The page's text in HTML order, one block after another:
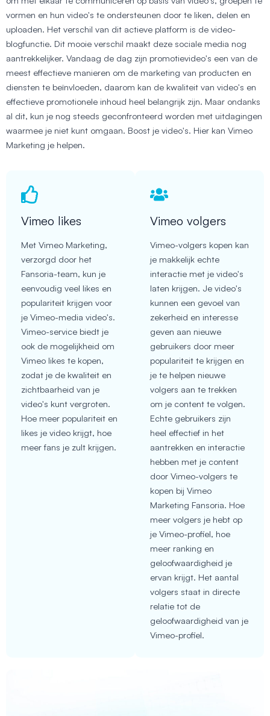
vormen en hun video's te ondersteunen door te liken, delen en
uploaden. Het verschil van dit actieve platform is de video-
blogfunctie. Dit mooie verschil maakt deze sociale media nog
aantrekkelijker. Vandaag de dag zijn promotievideo's een van de
meest effectieve manieren om de marketing van producten en
diensten te beïnvloeden, daarom kan de kwaliteit van video's en
effectieve promotionele inhoud heel belangrijk zijn. Maar ondanks
al dit, kun je nog steeds geconfronteerd worden met uitdagingen
waarmee je niet kunt omgaan. Boost je video's. Hier kan Vimeo
Marketing je helpen.
Vimeo likes
Met Vimeo Marketing,
verzorgd door het
Fansoria-team, kun je
eenvoudig veel likes en
populariteit krijgen voor
je Vimeo-media video's.
Vimeo-service biedt je
ook de mogelijkheid om
Vimeo likes te kopen,
zodat je de kwaliteit en
zichtbaarheid van je
video's kunt vergroten.
Hoe meer populariteit en
likes je video krijgt, hoe
meer fans je zult krijgen.
Vimeo volgers
Vimeo-volgers kopen kan
je makkelijk echte
interactie met je video's
laten krijgen. Je video's
kunnen een gevoel van
zekerheid en interesse
geven aan nieuwe
gebruikers door meer
populariteit te krijgen en
je te helpen nieuwe
volgers aan te trekken
om je content te volgen.
Echte gebruikers zijn
heel effectief in het
aantrekken en interactie
hebben met je content
door Vimeo-volgers te
kopen bij Vimeo
Marketing Fansoria. Hoe
meer volgers je hebt op
je Vimeo-profiel, hoe
meer ranking en
geloofwaardigheid je
ervan krijgt. Het aantal
volgers staat in directe
relatie tot de
geloofwaardigheid van je
Vimeo-profiel.